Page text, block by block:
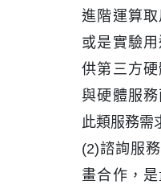
進階運算
或是實驗
供第三方
與硬體服務
此類服務需
(2)諮詢服
畫合作，